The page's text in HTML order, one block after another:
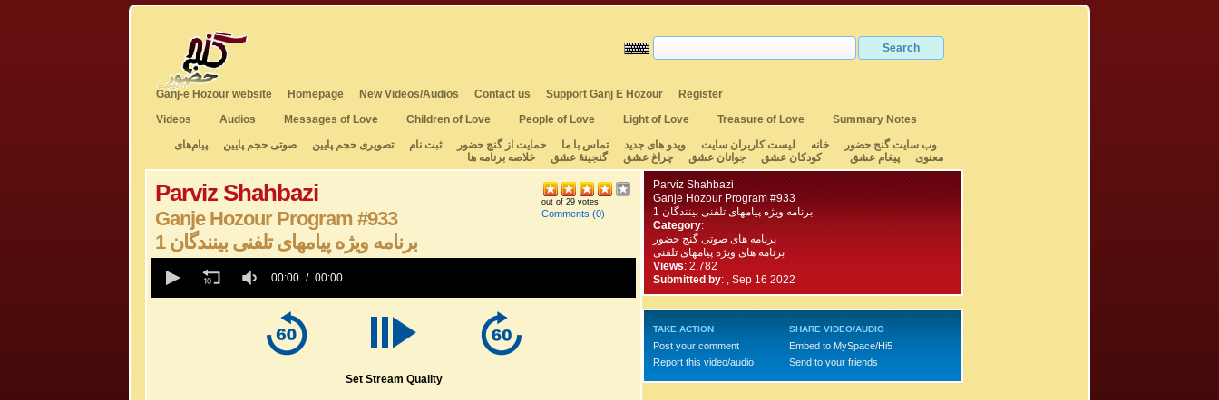
Ganj-e Hozour website Homepage New Videos/Audios Contact us Support Ganj E Hozour
Register
Videos
Audios Messages of Love Children of Love People of Love Light of Love Treasure of Love
Summary Notes
وب سایت گنج حضور
خانه لیست کاربران سایت ویدو های جدید تماس با ما حمایت از گنچ حضور ثبت نام تصویری حجم پایین صوتی حجم پایین
پیام‌های
معنوی
پیغام عشق کودکان عشق جوانان عشق چراغ عشق گنجینهٔ عشق خلاصه برنامه ها
Parviz Shahbazi
Ganje Hozour Program #933
1 برنامه ویژه پیامهای تلفنی بینندگان
out of 29 votes
Comments (0)
seconds
00:00 00:00
Set Stream Quality
Parviz Shahbazi
Ganje Hozour Program #933
1 برنامه ویژه پیامهای تلفنی بینندگان
Category:
برنامه های صوتی گنج حضور
برنامه های ویژه پیامهای تلفنی
Views: 2,782
Submitted by: , Sep 16 2022
TAKE ACTION
Post your comment
Report this video/audio
SHARE VIDEO/AUDIO
Embed to MySpace/Hi5
Send to your friends